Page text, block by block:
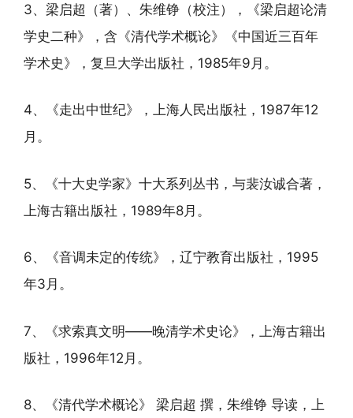
3、梁启超（著）、朱维铮（校注），《梁启超论清
学史二种》，含《清代学术概论》《中国近三百年
学术史》，复旦大学出版社，1985年9月。
4、《走出中世纪》，上海人民出版社，1987年12
月。
5、《十大史学家》十大系列丛书，与裴汝诚合著，
上海古籍出版社，1989年8月。
6、《音调未定的传统》，辽宁教育出版社，1995
年3月。
7、《求索真文明——晚清学术史论》，上海古籍出
版社，1996年12月。
8、《清代学术概论》 梁启超 撰，朱维铮 导读，上